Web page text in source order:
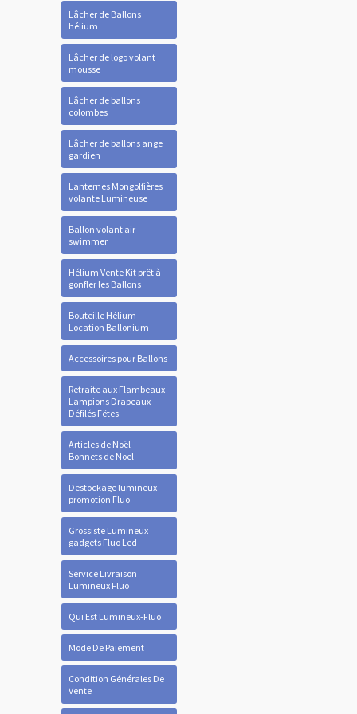
Lâcher de Ballons
hélium
Lâcher de logo volant
mousse
Lâcher de ballons
colombes
Lâcher de ballons ange
gardien
Lanternes Mongolfières
volante Lumineuse
Ballon volant air
swimmer
Hélium Vente Kit prêt à
gonfler les Ballons
Bouteille Hélium
Location Ballonium
Accessoires pour Ballons
Retraite aux Flambeaux
Lampions Drapeaux
Défilés Fêtes
Articles de Noël -
Bonnets de Noel
Destockage lumineux-
promotion Fluo
Grossiste Lumineux
gadgets Fluo Led
Service Livraison
Lumineux Fluo
Qui Est Lumineux-Fluo
Mode De Paiement
Condition Générales De
Vente